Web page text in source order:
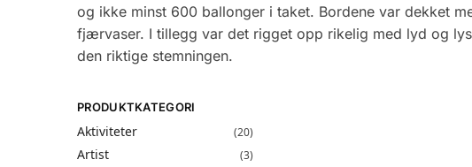
og ikke minst 600 ballonger i taket. Bordene var dekket
fjærvaser. I tillegg var det rigget opp rikelig med lyd og
den riktige stemningen.
PRODUKTKATEGORI
Aktiviteter (20)
Artist (3)